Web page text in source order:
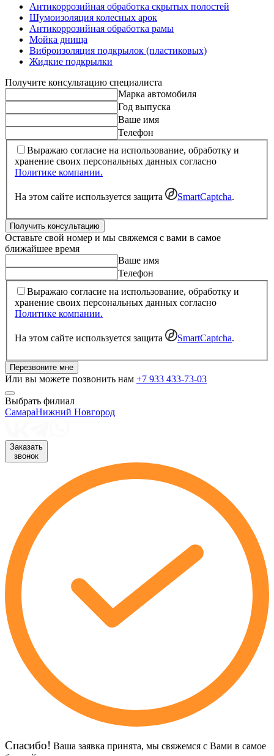
Антикоррозийная обработка скрытых полостей
Шумоизоляция колесных арок
Антикоррозийная обработка рамы
Мойка днища
Виброизоляция подкрылок (пластиковых)
Жидкие подкрылки
Получите консультацию специалиста
Марка автомобиля
Год выпуска
Ваше имя
Телефон
Выражаю согласие на использование, обработку и
хранение своих персональных данных согласно
Политике компании.
На этом сайте используется защита SmartCaptcha.
Получить консультацию
Оставьте свой номер и мы свяжемся с вами в самое
ближайшее время
Ваше имя
Телефон
Выражаю согласие на использование, обработку и
хранение своих персональных данных согласно
Политике компании.
На этом сайте используется защита SmartCaptcha.
Перезвоните мне
Или вы можете позвонить нам +7 933 433-73-03
Выбрать филиал
СамараНижний Новгород
Заказать
звонок
Спасибо! Ваша заявка принята, мы свяжемся с Вами в самое